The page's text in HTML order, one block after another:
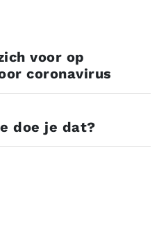
voor op
coronavirus
doe je dat?